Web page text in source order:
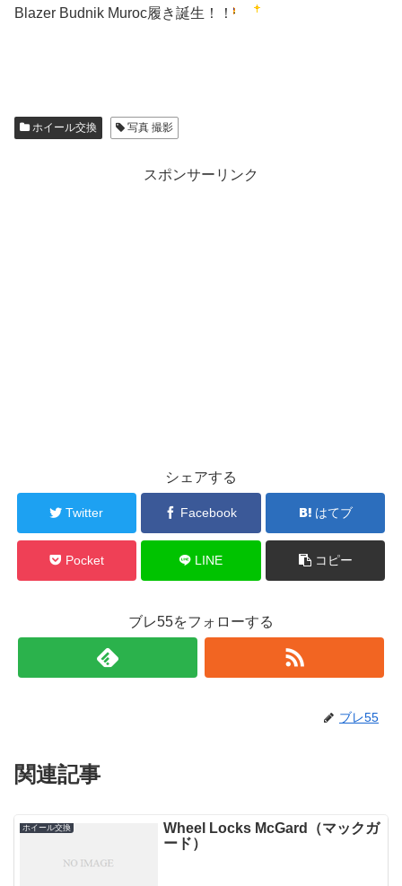
Blazer Budnik Muroc履き誕生！！
ホイール交換 写真 撮影
スポンサーリンク
シェアする
Twitter Facebook はてブ
Pocket LINE コピー
ブレ55をフォローする
ブレ55
関連記事
ホイール交換
Wheel Locks McGard（マックガ
ード）